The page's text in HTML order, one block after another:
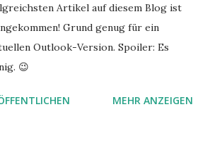
Artikel auf diesem Blog ist
Grund genug für ein
Outlook-Version. Spoiler: Es
😉
MEHR ANZEIGEN